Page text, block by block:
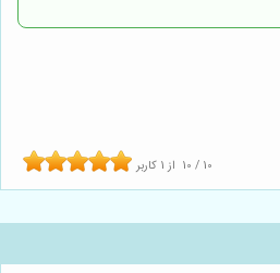
10 / 10 از1 کاربر